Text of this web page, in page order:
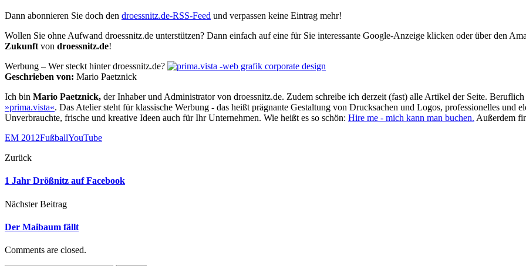
Dann abonnieren Sie doch den droessnitz.de-RSS-Feed und verpassen keine Eintrag mehr!
Wollen Sie ohne Aufwand droessnitz.de unterstützen? Dann einfach auf eine für Sie interessante Google-Anzeige klicken oder über den
Zukunft von droessnitz.de!
Werbung – Wer steckt hinter droessnitz.de?
Geschrieben von: Mario Paetznick
Ich bin Mario Paetznick, der Inhaber und Administrator von droessnitz.de. Zudem schreibe ich derzeit (fast) alle Artikel der Seite.
»prima.vista«. Das Atelier steht für klassische Werbung - das heißt prägnante Gestaltung von Drucksachen und Logos, professionelles und
Unverbrauchte, frische und kreative Ideen auch für Ihr Unternehmen. Wie heißt es so schön: Hire me - mich kann man buchen. Außerdem
EM 2012FußballYouTube
Zurück
1 Jahr Drößnitz auf Facebook
Nächster Beitrag
Der Maibaum fällt
Comments are closed.